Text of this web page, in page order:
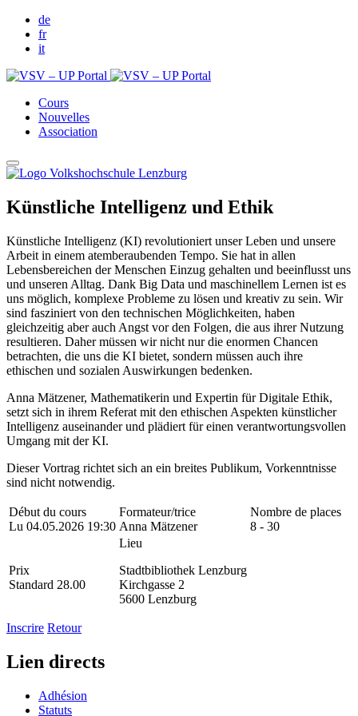
de
fr
it
Cours
Nouvelles
Association
Künstliche Intelligenz und Ethik
Künstliche Intelligenz (KI) revolutioniert unser Leben und unsere
Arbeit in einem atemberaubenden Tempo. Sie hat in allen
Lebensbereichen der Menschen Einzug gehalten und beeinflusst uns
und unseren Alltag. Dank Big Data und maschinellem Lernen ist es
uns möglich, komplexe Probleme zu lösen und kreativ zu sein. Wir
sind fasziniert von den technischen Möglichkeiten, haben
gleichzeitig aber auch Angst vor den Folgen, die aus ihrer Nutzung
resultieren. Daher müssen wir nicht nur die enormen Chancen
betrachten, die uns die KI bietet, sondern müssen auch ihre
ethischen und sozialen Auswirkungen bedenken.
Anna Mätzener, Mathematikerin und Expertin für Digitale Ethik,
setzt sich in ihrem Referat mit den ethischen Aspekten künstlicher
Intelligenz auseinander und plädiert für einen verantwortungsvollen
Umgang mit der KI.
Dieser Vortrag richtet sich an ein breites Publikum, Vorkenntnisse
sind nicht notwendig.
Début du cours
Lu 04.05.2026 19:30
Formateur/trice
Anna Mätzener
Nombre de places
8 - 30
Prix
Standard 28.00
Lieu
Stadtbibliothek Lenzburg
Kirchgasse 2
5600 Lenzburg
Inscrire Retour
Lien directs
Adhésion
Statuts